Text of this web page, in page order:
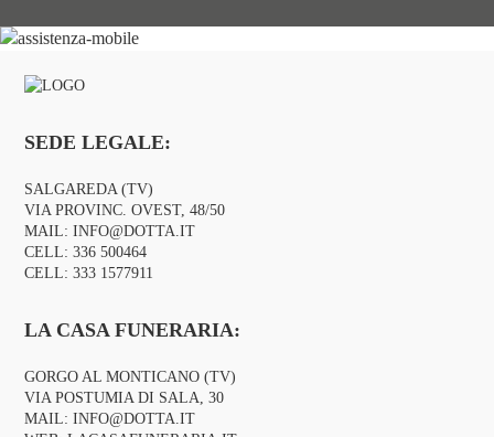
SEDE LEGALE:
SALGAREDA (TV)
VIA PROVINC. OVEST, 48/50
MAIL:INFO@DOTTA.IT
CELL:336 500464
CELL:333 1577911
LA CASA FUNERARIA:
GORGO AL MONTICANO (TV)
VIA POSTUMIA DI SALA, 30
MAIL:INFO@DOTTA.IT